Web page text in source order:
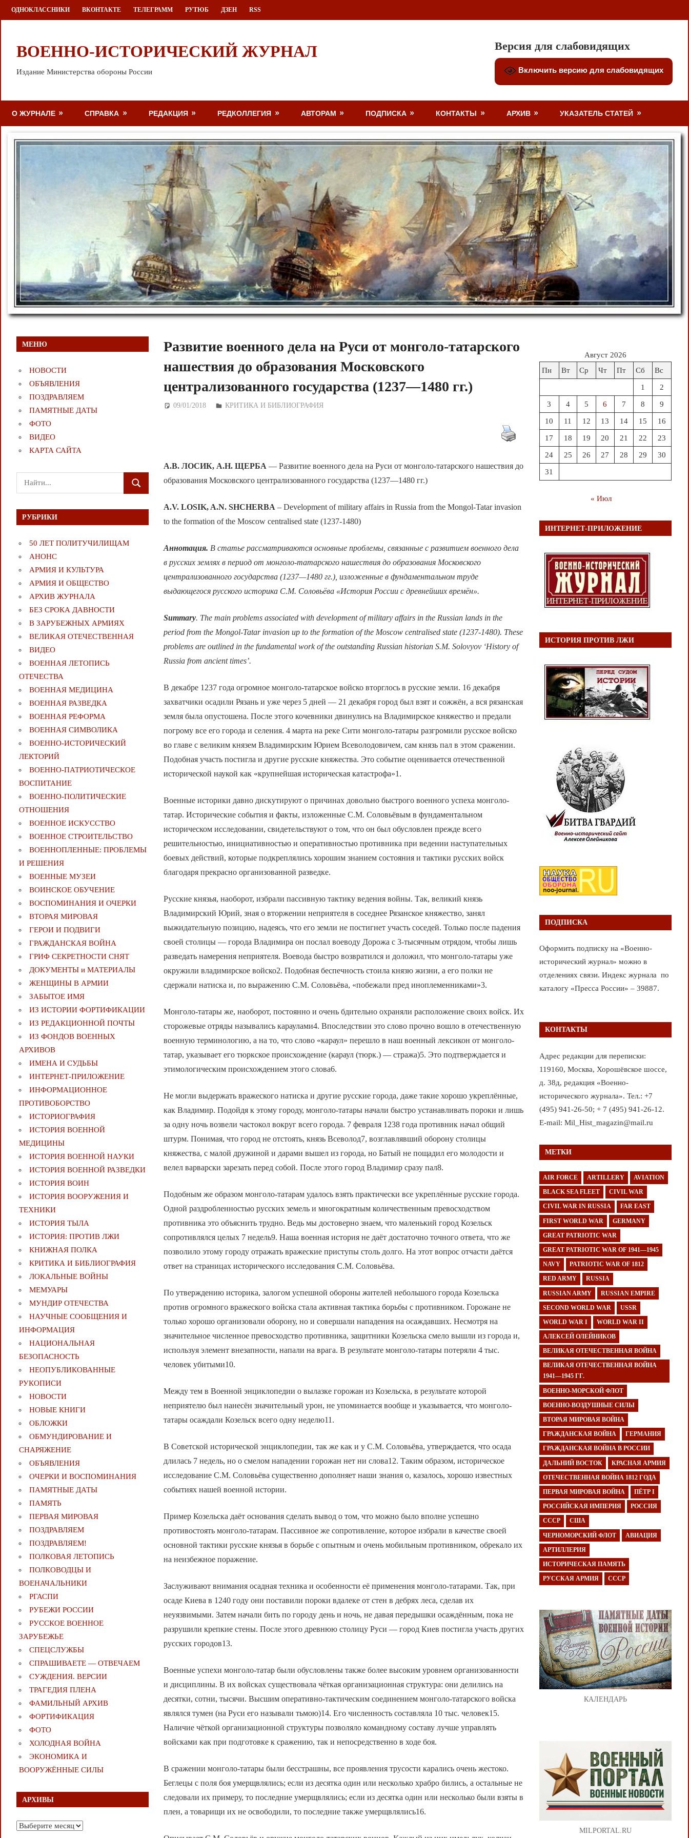
Перейти
к
ОДНОКЛАССНИКИ ВКОНТАКТЕ ТЕЛЕГРАММ РУТЮБ ДЗЕН RSS
ВОЕННО-ИСТОРИЧЕСКИЙ ЖУРНАЛ
Издание Министерства обороны России
Версия для слабовидящих
Включить версию для слабовидящих
О ЖУРНАЛЕ СПРАВКА РЕДАКЦИЯ РЕДКОЛЛЕГИЯ АВТОРАМ ПОДПИСКА КОНТАКТЫ АРХИВ УКАЗАТЕЛЬ СТАТЕЙ
Развитие военного дела на Руси от монголо-татарского
нашествия до образования Московского
централизованного государства (1237—1480 гг.)
09/01/2018 Дежурный по Редакции
КРИТИКА И БИБЛИОГРАФИЯ
А.В. ЛОСИК, А.Н. ЩЕРБА — Развитие военного дела на Руси от монголо-татарского нашествия до
образования Московского централизованного государства (1237—1480 гг.)
A.V. LOSIK, A.N. SHCHERBA – Development of military affairs in Russia from the Mongol-Tatar invasion
to the formation of the Moscow centralised state (1237-1480)
Аннотация. В статье рассматриваются основные проблемы, связанные с развитием военного дела
в русских землях в период от монголо-татарского нашествия до образования Московского
централизованного государства (1237—1480 гг.), изложенные в фундаментальном труде
выдающегося русского историка С.М. Соловьёва «История России с древнейших времён».
Summary. The main problems associated with development of military affairs in the Russian lands in the
period from the Mongol-Tatar invasion up to the formation of the Moscow centralised state (1237-1480). These
problems are outlined in the fundamental work of the outstanding Russian historian S.M. Solovyov ‘History of
Russia from ancient times’.
В декабре 1237 года огромное монголо-татарское войско вторглось в русские земли. 16 декабря
захватчики осадили Рязань и уже через 5 дней — 21 декабря город был взят и сожжён, а вся рязанская
земля была опустошена. После этого кочевники двинулись на Владимирское княжество и предали
погрому все его города и селения. 4 марта на реке Сити монголо-татары разгромили русское войско
во главе с великим князем Владимирским Юрием Всеволодовичем, сам князь пал в этом сражении.
Подобная участь постигла и другие русские княжества. Это событие оценивается отечественной
исторической наукой как «крупнейшая историческая катастрофа»1.
Военные историки давно дискутируют о причинах довольно быстрого военного успеха монголо-
татар. Исторические события и факты, изложенные С.М. Соловьёвым в фундаментальном
историческом исследовании, свидетельствуют о том, что он был обусловлен прежде всего
решительностью, инициативностью и оперативностью противника при ведении наступательных
боевых действий, которые подкреплялись хорошим знанием состояния и тактики русских войск
благодаря прекрасно организованной разведке.
Русские князья, наоборот, избрали пассивную тактику ведения войны. Так, великий князь
Владимирский Юрий, зная о вторжении неприятеля в соседнее Рязанское княжество, занял
выжидательную позицию, надеясь, что его земли не постигнет участь соседей. Только после падения
своей столицы — города Владимира он послал воеводу Дорожа с 3-тысячным отрядом, чтобы лишь
разведать намерения неприятеля. Воевода быстро возвратился и доложил, что монголо-татары уже
окружили владимирское войско2. Подобная беспечность стоила князю жизни, а его полки не
сдержали натиска и, по выражению С.М. Соловьёва, «побежали пред иноплеменниками»3.
Монголо-татары же, наоборот, постоянно и очень бдительно охраняли расположение своих войск. Их
сторожевые отряды назывались караулами4. Впоследствии это слово прочно вошло в отечественную
военную терминологию, а на то, что слово «караул» перешло в наш военный лексикон от монголо-
татар, указывает его тюркское происхождение (караул (тюрк.) — стража)5. Это подтверждается и
этимологическим происхождением этого слова6.
Не могли выдержать вражеского натиска и другие русские города, даже такие хорошо укреплённые,
как Владимир. Подойдя к этому городу, монголо-татары начали быстро устанавливать пороки и лишь
за одну ночь возвели частокол вокруг всего города. 7 февраля 1238 года противник начал общий
штурм. Понимая, что город не отстоять, князь Всеволод7, возглавлявший оборону столицы
княжества, с малой дружиной и дарами вышел из города, но Батый не пощадил его молодости и
велел варварски зарезать перед собой. После этого город Владимир сразу пал8.
Подобным же образом монголо-татарам удалось взять практически все укреплённые русские города.
Одной раздробленностью русских земель и многократным количественным превосходством
противника это объяснить трудно. Ведь мы достоверно знаем, что маленький город Козельск
сопротивлялся целых 7 недель9. Наша военная история не даёт достаточно точного ответа, что же
позволило этому городу отражать вражеские приступы столь долго. На этот вопрос отчасти даётся
ответ на страницах исторического исследования С.М. Соловьёва.
По утверждению историка, залогом успешной обороны жителей небольшого города Козельска
против огромного вражеского войска стала активная тактика борьбы с противником. Горожане не
только хорошо организовали оборону, но и совершали нападения на осаждавших. Несмотря на
значительное численное превосходство противника, защитники Козельска смело вышли из города и,
используя элемент внезапности, напали на врага. В результате монголо-татары потеряли 4 тыс.
человек убитыми10.
Между тем в Военной энциклопедии о вылазке горожан из Козельска, в результате которой
неприятелю был нанесён значительный урон, не упоминается вообще и указывается, что монголо-
татары осаждали Козельск всего одну неделю11.
В Советской исторической энциклопедии, так же как и у С.М. Соловьёва, утверждается, что осада
длилась 7 недель, но о смелом нападении горожан нет ни слова12. Таким образом, историческое
исследование С.М. Соловьёва существенно дополняет наши знания о, казалось, хорошо известных
событиях нашей военной истории.
Пример Козельска даёт основания сделать вывод о том, что можно было вполне успешно
противостоять монголо-татарам. Пассивное же сопротивление, которое избрали в качестве своей
основной тактики русские князья в борьбе с опытным и очень мобильным противником, обрекало их
на неизбежное поражение.
Заслуживают внимания осадная техника и особенности её применения монголо-татарами. Так, при
осаде Киева в 1240 году они поставили пороки вдалеке от стен в дебрях леса, сделав их
неуязвимыми. Затем начали бить по городу день и ночь, не давая передышки осаждённым, пока не
разрушили крепкие стены. После этого древнюю столицу Руси — город Киев постигла участь других
русских городов13.
Военные успехи монголо-татар были обусловлены также более высоким уровнем организованности
и дисциплины. В их войсках существовала чёткая организационная структура: они делились на
десятки, сотни, тысячи. Высшим оперативно-тактическим соединением монголо-татарского войска
являлся тумен (на Руси его называли тьмою)14. Его численность составляла 10 тыс. человек15.
Наличие чёткой организационной структуры позволяло командному составу лучше управлять
войсками как при подготовке к сражению, так и непосредственно в ходе боя.
В сражении монголо-татары были бесстрашны, все проявления трусости карались очень жестоко.
Беглецы с поля боя умерщвлялись; если из десятка один или несколько храбро бились, а остальные не
следовали их примеру, то последние умерщвлялись; если из десятка один или несколько были взяты в
плен, а товарищи их не освободили, то последние также умерщвлялись16.
МЕНЮ
НОВОСТИ
ОБЪЯВЛЕНИЯ
ПОЗДРАВЛЯЕМ
ПАМЯТНЫЕ ДАТЫ
ФОТО
ВИДЕО
КАРТА САЙТА
Поиск
для:
ПОИСК
РУБРИКИ
50 ЛЕТ ПОЛИТУЧИЛИЩАМ
АНОНС
АРМИЯ И КУЛЬТУРА
АРМИЯ И ОБЩЕСТВО
АРХИВ ЖУРНАЛА
БЕЗ СРОКА ДАВНОСТИ
В ЗАРУБЕЖНЫХ АРМИЯХ
ВЕЛИКАЯ ОТЕЧЕСТВЕННАЯ
ВИДЕО
ВОЕННАЯ ЛЕТОПИСЬ
ОТЕЧЕСТВА
ВОЕННАЯ МЕДИЦИНА
ВОЕННАЯ РАЗВЕДКА
ВОЕННАЯ РЕФОРМА
ВОЕННАЯ СИМВОЛИКА
ВОЕННО-ИСТОРИЧЕСКИЙ
ЛЕКТОРИЙ
ВОЕННО-ПАТРИОТИЧЕСКОЕ
ВОСПИТАНИЕ
ВОЕННО-ПОЛИТИЧЕСКИE
ОТНОШЕНИЯ
ВОЕННОЕ ИСКУССТВО
ВОЕННОЕ СТРОИТЕЛЬСТВО
ВОЕННОПЛЕННЫЕ: ПРОБЛЕМЫ
И РЕШЕНИЯ
ВОЕННЫЕ МУЗЕИ
ВОИНСКОЕ ОБУЧЕНИЕ
ВОСПОМИНАНИЯ И ОЧЕРКИ
ВТОРАЯ МИРОВАЯ
ГЕРОИ И ПОДВИГИ
ГРАЖДАНСКАЯ ВОЙНА
ГРИФ СЕКРЕТНОСТИ СНЯТ
ДОКУМЕНТЫ и МАТЕРИАЛЫ
ЖЕНЩИНЫ В АРМИИ
ЗАБЫТОЕ ИМЯ
ИЗ ИСТОРИИ ФОРТИФИКАЦИИ
ИЗ РЕДАКЦИОННОЙ ПОЧТЫ
ИЗ ФОНДОВ ВОЕННЫХ
АРХИВОВ
ИМЕНА И СУДЬБЫ
ИНТЕРНЕТ-ПРИЛОЖЕНИЕ
ИНФОРМАЦИОННОЕ
ПРОТИВОБОРСТВО
ИСТОРИОГРАФИЯ
ИСТОРИЯ ВОЕННОЙ
МЕДИЦИНЫ
ИСТОРИЯ ВОЕННОЙ НАУКИ
ИСТОРИЯ ВОЕННОЙ РАЗВЕДКИ
ИСТОРИЯ ВОИН
ИСТОРИЯ ВООРУЖЕНИЯ И
ТЕХНИКИ
ИСТОРИЯ ТЫЛА
ИСТОРИЯ: ПРОТИВ ЛЖИ
КНИЖНАЯ ПОЛКА
КРИТИКА И БИБЛИОГРАФИЯ
ЛОКАЛЬНЫЕ ВОЙНЫ
МЕМУАРЫ
МУНДИР ОТЕЧЕСТВА
НАУЧНЫЕ СООБЩЕНИЯ И
ИНФОРМАЦИЯ
НАЦИОНАЛЬНАЯ
БЕЗОПАСНОСТЬ
НЕОПУБЛИКОВАННЫЕ
РУКОПИСИ
НОВОСТИ
НОВЫЕ КНИГИ
ОБЛОЖКИ
ОБМУНДИРОВАНИЕ И
СНАРЯЖЕНИЕ
ОБЪЯВЛЕНИЯ
ОЧЕРКИ И ВОСПОМИНАНИЯ
ПАМЯТНЫЕ ДАТЫ
ПАМЯТЬ
ПЕРВАЯ МИРОВАЯ
ПОЗДРАВЛЯЕМ
ПОЗДРАВЛЯЕМ!
ПОЛКОВАЯ ЛЕТОПИСЬ
ПОЛКОВОДЦЫ И
ВОЕНАЧАЛЬНИКИ
РГАСПИ
РУБЕЖИ РОССИИ
РУССКОЕ ВОЕННОЕ
ЗАРУБЕЖЬЕ
СПЕЦСЛУЖБЫ
СПРАШИВАЕТЕ — ОТВЕЧАЕМ
СУЖДЕНИЯ. ВЕРСИИ
ТРАГЕДИЯ ПЛЕНА
ФАМИЛЬНЫЙ АРХИВ
ФОРТИФИКАЦИЯ
ФОТО
ХОЛОДНАЯ ВОЙНА
ЭКОНОМИКА И
ВООРУЖЁННЫЕ СИЛЫ
АРХИВЫ
Архивы
Август 2026
Пн
Вт Ср Чт Пт Сб Вс
1 2
3 4 5 6 7 8 9
10 11 12 13 14 15 16
17 18 19 20 21 22 23
24 25 26 27 28 29 30
31
« Июл
ИНТЕРНЕТ-ПРИЛОЖЕНИЕ
ИСТОРИЯ ПРОТИВ ЛЖИ
ПОДПИСКА
Оформить подписку на «Военно-
исторический журнал» можно в
отделениях связи. Индекс журнала по
каталогу «Пресса России» – 39887.
КОНТАКТЫ
Адрес редакции для переписки:
119160, Москва, Хорошёвское шоссе,
д. 38д, редакция «Военно-
исторического журнала». Тел.: +7
(495) 941-26-50; + 7 (495) 941-26-12.
E-mail: Mil_Hist_magazin@mail.ru
МЕТКИ
AIR FORCE ARTILLERY AVIATION
BLACK SEA FLEET CIVIL WAR
CIVIL WAR IN RUSSIA FAR EAST
FIRST WORLD WAR GERMANY
GREAT PATRIOTIC WAR
GREAT PATRIOTIC WAR OF 1941—1945
NAVY PATRIOTIC WAR OF 1812
RED ARMY RUSSIA
RUSSIAN ARMY RUSSIAN EMPIRE
SECOND WORLD WAR USSR
WORLD WAR I WORLD WAR II
АЛЕКСЕЙ ОЛЕЙНИКОВ
ВЕЛИКАЯ ОТЕЧЕСТВЕННАЯ ВОЙНА
ВЕЛИКАЯ ОТЕЧЕСТВЕННАЯ ВОЙНА
1941—1945 ГГ.
ВОЕННО-МОРСКОЙ ФЛОТ
ВОЕННО-ВОЗДУШНЫЕ СИЛЫ
ВТОРАЯ МИРОВАЯ ВОЙНА
ГРАЖДАНСКАЯ ВОЙНА ГЕРМАНИЯ
ГРАЖДАНСКАЯ ВОЙНА В РОССИИ
ДАЛЬНИЙ ВОСТОК КРАСНАЯ АРМИЯ
ОТЕЧЕСТВЕННАЯ ВОЙНА 1812 ГОДА
ПЕРВАЯ МИРОВАЯ ВОЙНА ПЁТР I
РОССИЙСКАЯ ИМПЕРИЯ РОССИЯ
СССР США
ЧЕРНОМОРСКИЙ ФЛОТ АВИАЦИЯ
АРТИЛЛЕРИЯ
ИСТОРИЧЕСКАЯ ПАМЯТЬ
РУССКАЯ АРМИЯ СССР
КАЛЕНДАРЬ
MILPORTAL.RU